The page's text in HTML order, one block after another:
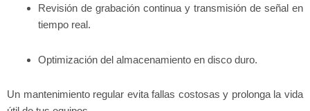
Revisión de grabación continua y transmisión de señal en
tiempo real.
Optimización del almacenamiento en disco duro.
Un mantenimiento regular evita fallas costosas y prolonga la vida